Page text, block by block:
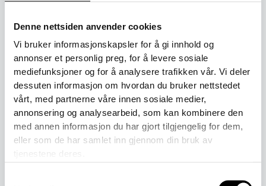
Denne nettsiden anvender cookies
Vi bruker informasjonskapsler for å gi innhold og
annonser et personlig preg, for å levere sosiale
mediefunksjoner og for å analysere trafikken vår. Vi deler
dessuten informasjon om hvordan du bruker nettstedet
vårt, med partnerne våre innen sosiale medier,
annonsering og analysearbeid, som kan kombinere den
med annen informasjon du har gjort tilgjengelig for dem,
eller som de har samlet inn gjennom din bruk av
tjenestene deres.
Tilleggsinformasjon
Hjelmlue for vintersesongen i merinoull med innerfôr i
silkeull, vindstoppere ved ørene.
Materiale: 100 % mulesingfri merinoull, og fôret består av: 67
% mulesingfri merinoull, 30 % silke og 3 % elastan.